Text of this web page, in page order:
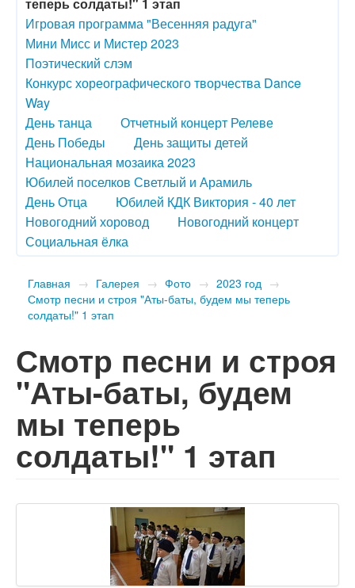
теперь солдаты!" 1 этап
Игровая программа "Весенняя радуга"
Мини Мисс и Мистер 2023
Поэтический слэм
Конкурс хореографического творчества Dance
Way
День танца
Отчетный концерт Релеве
День Победы
День защиты детей
Национальная мозаика 2023
Юбилей поселков Светлый и Арамиль
День Отца
Юбилей КДК Виктория - 40 лет
Новогодний хоровод
Новогодний концерт
Социальная ёлка
Главная → Галерея → Фото → 2023 год →
Смотр песни и строя "Аты-баты, будем мы теперь
солдаты!" 1 этап
Смотр песни и строя
"Аты-баты, будем
мы теперь
солдаты!" 1 этап